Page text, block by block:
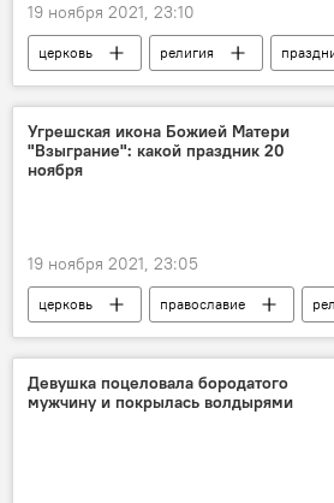
19 ноября 2021, 23:10
церковь религия
Справки
Угрешская икона Божией Матери
"Взыграние": какой праздник 20
ноября
19 ноября 2021, 23:05
церковь православие
праздник
православные
Девушка поцеловала бородатого
мужчину и покрылась волдырями